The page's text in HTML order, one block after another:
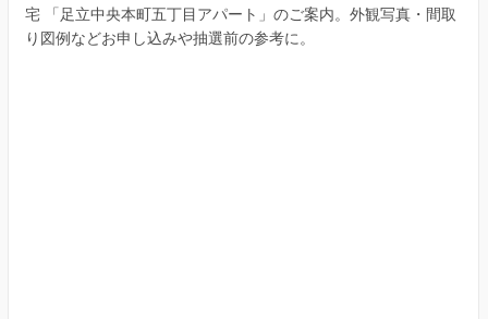
宅 「足立中央本町五丁目アパート」のご案内。外観写真・間取
り図例などお申し込みや抽選前の参考に。